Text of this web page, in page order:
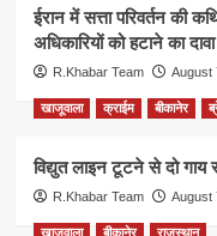
ईरान में सत्ता परिवर्तन की
अधिकारियों को हटाने का दावा
R.Khabar Team August
खाजूवाला क्राईम बीकानेर
विद्युत लाइन टूटने से दो गाय
R.Khabar Team August
खाजूवाला बीकानेर राजस्थान